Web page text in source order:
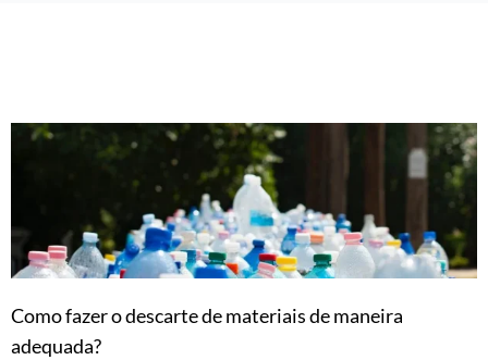
Como fazer o descarte de materiais de maneira
adequada?